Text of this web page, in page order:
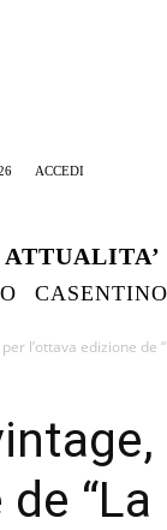
ACCEDI
ATTUALITA’
CASENTINO
l’ottava edizione de
“La